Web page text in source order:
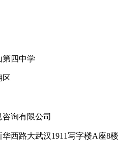
第四中学
区
询有限公司
西路大武汉1911写字楼A座8楼